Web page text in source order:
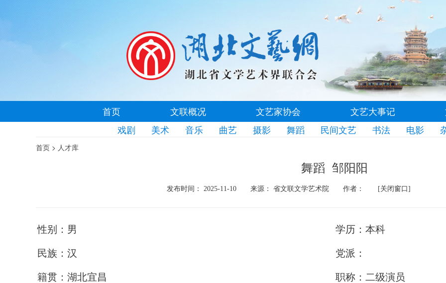
首页 文联概况 文艺家协会 文艺大事记
戏剧
美术 音乐 曲艺 摄影 舞蹈 民间文艺 书法 电影
首页 > 人才库
舞蹈 邹阳阳
发布时间： 2025-11-10 来源： 省文联文学艺术院 作者： [关闭窗口]
性别：男 学历：本科
民族：汉 党派：
籍贯：湖北宜昌 职称：二级演员